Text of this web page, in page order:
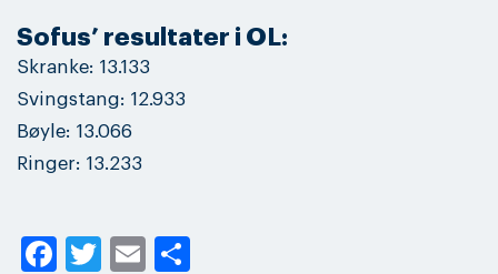
Sofus’ resultater i OL:
Skranke: 13.133
Svingstang: 12.933
Bøyle: 13.066
Ringer: 13.233
Facebook
Twitter
Email